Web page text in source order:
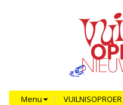
Menu VUILNISOPROER